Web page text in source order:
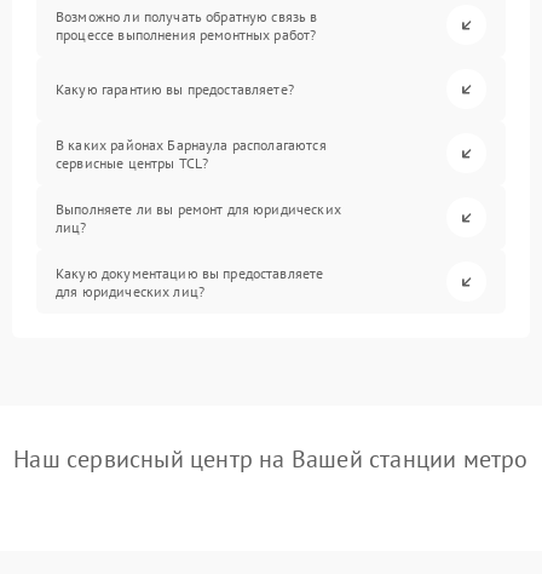
Возможно ли получать обратную связь в
процессе выполнения ремонтных работ?
Какую гарантию вы предоставляете?
В каких районах Барнаула располагаются
сервисные центры TCL?
Выполняете ли вы ремонт для юридических
лиц?
Какую документацию вы предоставляете
для юридических лиц?
Наш сервисный центр на Вашей станции метро